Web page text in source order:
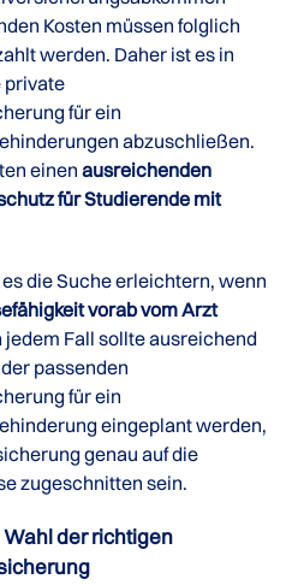
Kosten müssen folglich
werden. Daher ist es in
private
für ein
abzuschließen.
einen ausreichenden
für Studierende mit
die Suche erleichtern, wenn
vorab vom Arzt
jedem Fall sollte ausreichend
passenden
für ein
eingeplant werden,
genau auf die
zugeschnitten sein.
der richtigen